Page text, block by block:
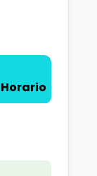
Horario